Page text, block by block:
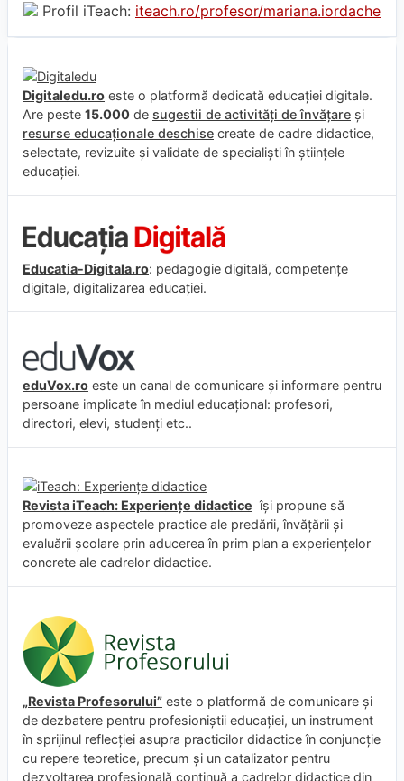
Profil iTeach: iteach.ro/profesor/mariana.iordache
Digitaledu.ro este o platformă dedicată educației digitale.
Are peste 15.000 de sugestii de activități de învățare și
resurse educaționale deschise create de cadre didactice,
selectate, revizuite și validate de specialiști în științele
educației.
Educatia-Digitala.ro: pedagogie digitală, competențe
digitale, digitalizarea educației.
eduVox.ro este un canal de comunicare și informare pentru
persoane implicate în mediul educațional: profesori,
directori, elevi, studenți etc..
Revista iTeach: Experienţe didactice îşi propune să
promoveze aspectele practice ale predării, învăţării şi
evaluării şcolare prin aducerea în prim plan a experienţelor
concrete ale cadrelor didactice.
„Revista Profesorului” este o platformă de comunicare și
de dezbatere pentru profesioniștii educației, un instrument
în sprijinul reflecției asupra practicilor didactice în conjuncție
cu repere teoretice, precum și un catalizator pentru
dezvoltarea profesională continuă a cadrelor didactice din